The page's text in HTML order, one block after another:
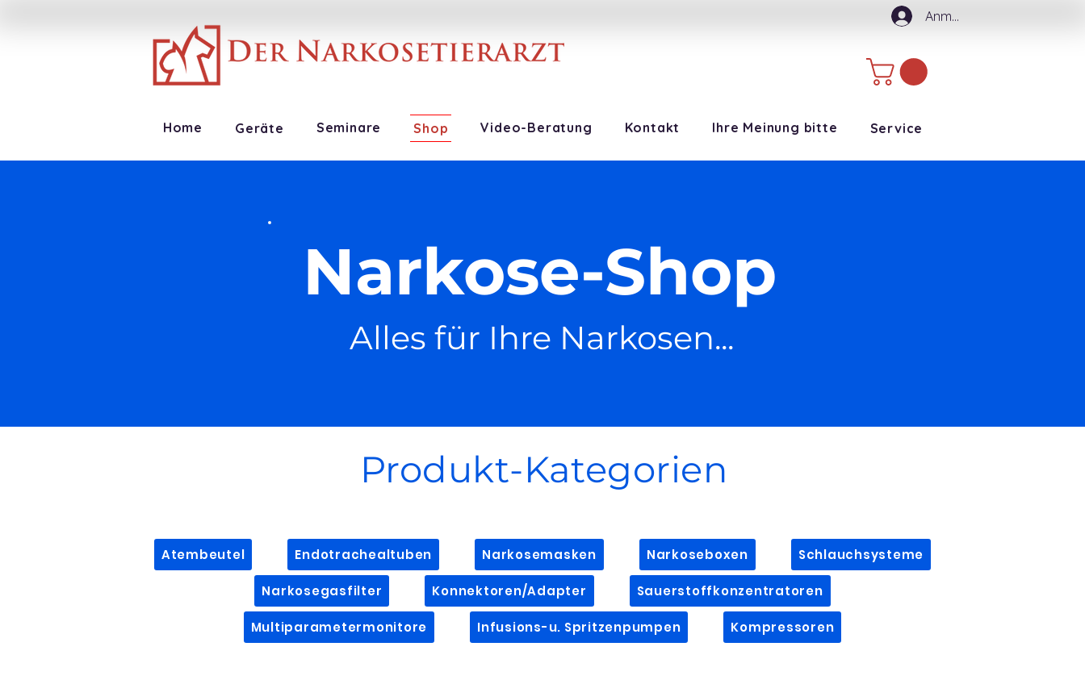
Anmelden
Home Geräte Seminare Shop Video-Beratung Kontakt Ihre Meinung bitte Service
Narkose-Shop
Alles für Ihre Narkosen...
Produkt-Kategorien
Atembeutel Endotrachealtuben Narkosemasken Narkoseboxen Schlauchsysteme
Narkosegasfilter Konnektoren/Adapter Sauerstoffkonzentratoren
Multiparametermonitore Infusions-u. Spritzenpumpen Kompressoren